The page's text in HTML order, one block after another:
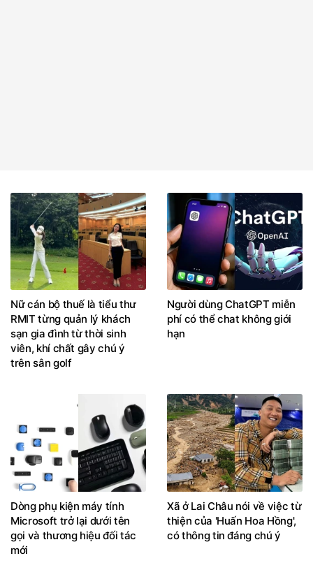
Nữ cán bộ thuế là tiểu thư
RMIT từng quản lý khách
sạn gia đình từ thời sinh
viên, khí chất gây chú ý
trên sân golf
Người dùng ChatGPT miễn
phí có thể chat không giới
hạn
Dòng phụ kiện máy tính
Microsoft trở lại dưới tên
gọi và thương hiệu đối tác
mới
Xã ở Lai Châu nói về việc từ
thiện của 'Huấn Hoa Hồng',
có thông tin đáng chú ý